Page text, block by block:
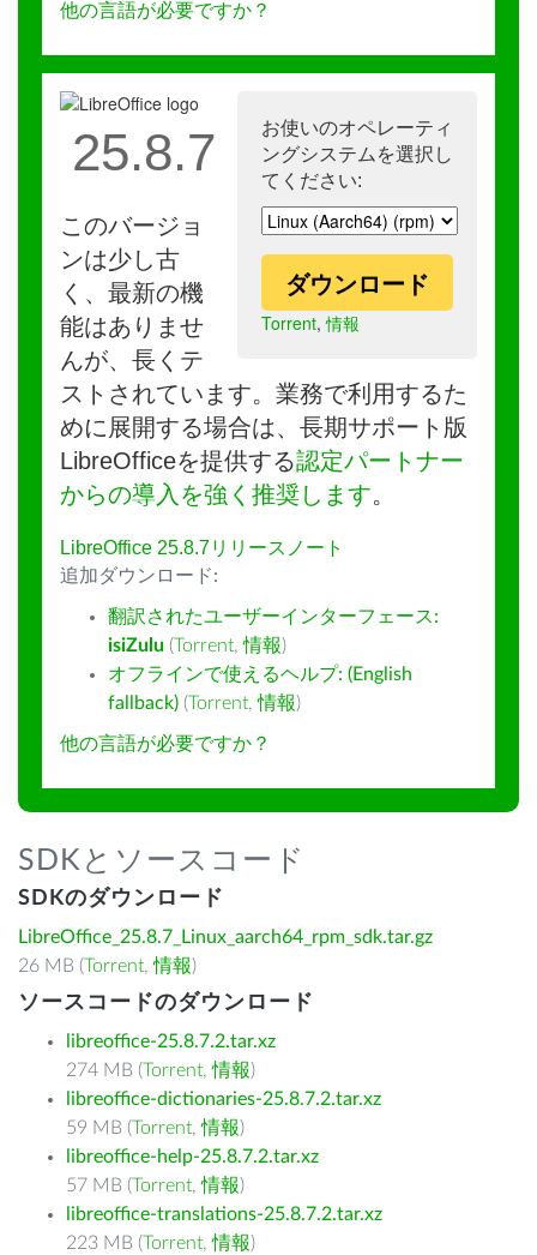
他の言語が必要ですか？
お使いのオペレーティ
ングシステムを選択し
てください:
ダウンロード
Torrent,情報
25.8.7
このバージョ
ンは少し古
く、最新の機
能はありませ
んが、長くテ
ストされています。業務で利用するた
めに展開する場合は、長期サポート版
LibreOfficeを提供する認定パートナー
からの導入を強く推奨します。
LibreOffice 25.8.7リリースノート
追加ダウンロード:
翻訳されたユーザーインターフェース:
isiZulu (Torrent,情報)
オフラインで使えるヘルプ: (English
fallback) (Torrent,情報)
他の言語が必要ですか？
SDKとソースコード
SDKのダウンロード
LibreOffice_25.8.7_Linux_aarch64_rpm_sdk.tar.gz
26 MB (Torrent,情報)
ソースコードのダウンロード
libreoffice-25.8.7.2.tar.xz
274 MB (Torrent,情報)
libreoffice-dictionaries-25.8.7.2.tar.xz
59 MB (Torrent,情報)
libreoffice-help-25.8.7.2.tar.xz
57 MB (Torrent,情報)
libreoffice-translations-25.8.7.2.tar.xz
223 MB (Torrent,情報)